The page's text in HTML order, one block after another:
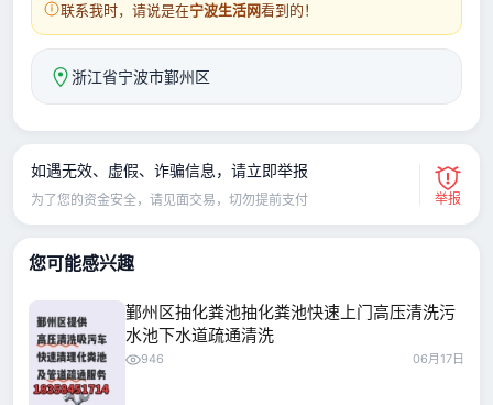
联系我时，请说是在宁波生活网看到的！
浙江省宁波市鄞州区
如遇无效、虚假、诈骗信息，请立即举报
为了您的资金安全，请见面交易，切勿提前支付 举报
您可能感兴趣
鄞州区抽化粪池抽化粪池快速上门高压清洗污
水池下水道疏通清洗
946 06月17日